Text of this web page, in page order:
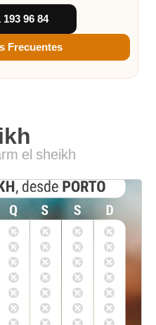
193 96 84
Frecuentes
el sheikh